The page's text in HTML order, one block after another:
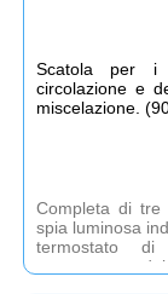
Scatola per i
circolazione e
miscelazione.
Completa di tre
spia luminosa
termostato di
superamento